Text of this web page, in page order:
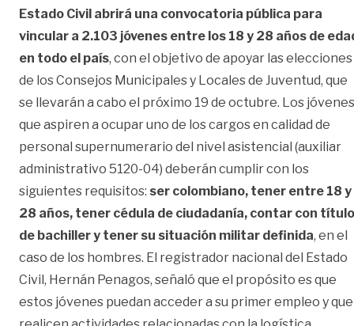
Estado Civil abrirá una convocatoria pública para
vincular a 2.103 jóvenes entre los 18 y 28 años de
en todo el país, con el objetivo de apoyar las elecciones
de los Consejos Municipales y Locales de Juventud, que
se llevarán a cabo el próximo 19 de octubre. Los jóvenes
que aspiren a ocupar uno de los cargos en calidad de
personal supernumerario del nivel asistencial (auxiliar
administrativo 5120-04) deberán cumplir con los
siguientes requisitos: ser colombiano, tener entre 18 y
28 años, tener cédula de ciudadanía, contar con título
de bachiller y tener su situación militar definida, en el
caso de los hombres. El registrador nacional del Estado
Civil, Hernán Penagos, señaló que el propósito es que
estos jóvenes puedan acceder a su primer empleo y que